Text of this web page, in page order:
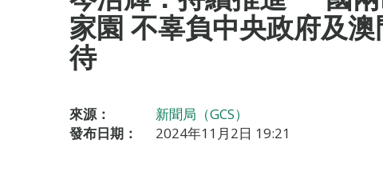
家園 不辜負中央政府及
待
來源：
新聞局（GCS）
發布日期：
2024年11月2日 19:21